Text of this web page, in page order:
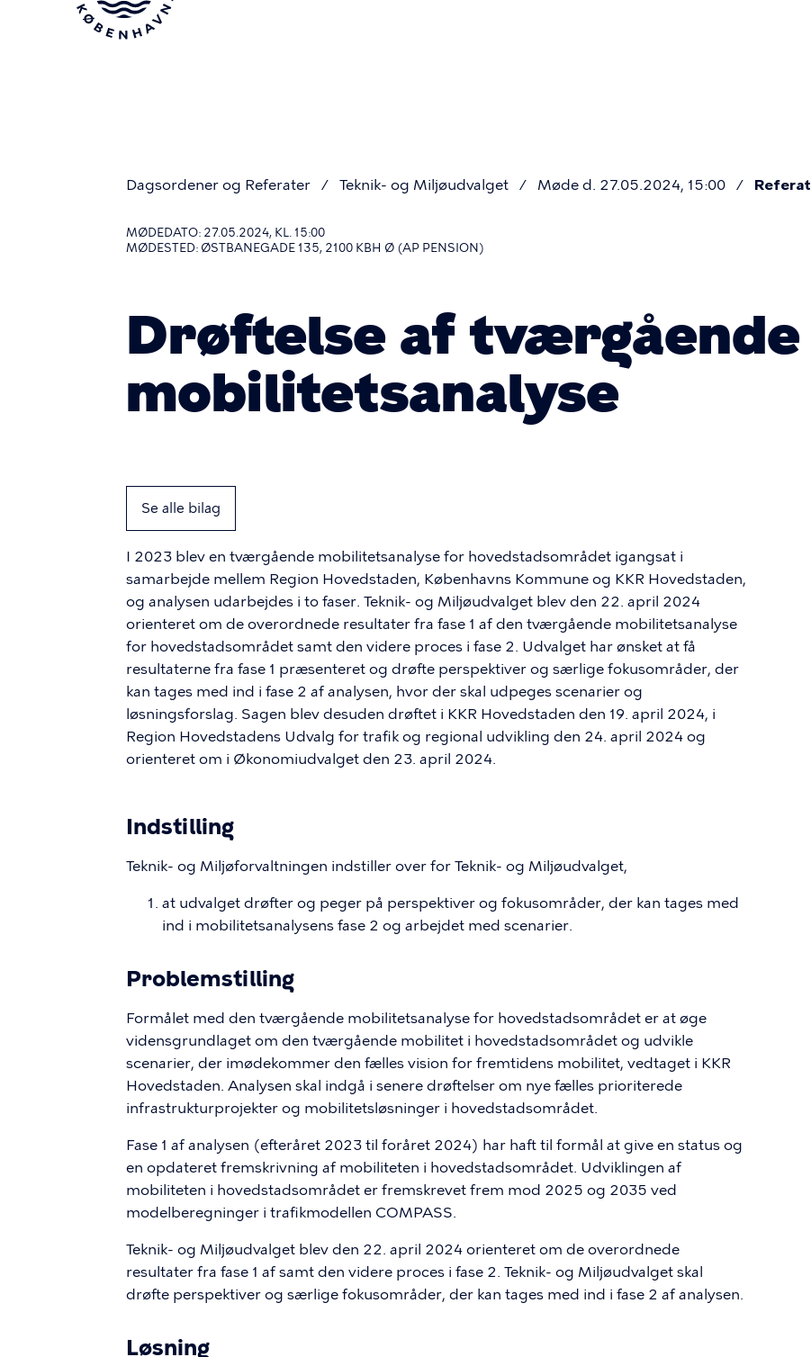
Dagsordener og Referater Teknik- og Miljøudvalget Møde d. 27.05.2024, 15:00 Referat
MØDEDATO: 27.05.2024, KL. 15:00
MØDESTED: ØSTBANEGADE 135, 2100 KBH Ø (AP PENSION)
Drøftelse af tværgående
mobilitetsanalyse
Se alle bilag
I 2023 blev en tværgående mobilitetsanalyse for hovedstadsområdet igangsat i
samarbejde mellem Region Hovedstaden, Københavns Kommune og KKR Hovedstaden,
og analysen udarbejdes i to faser. Teknik- og Miljøudvalget blev den 22. april 2024
orienteret om de overordnede resultater fra fase 1 af den tværgående mobilitetsanalyse
for hovedstadsområdet samt den videre proces i fase 2. Udvalget har ønsket at få
resultaterne fra fase 1 præsenteret og drøfte perspektiver og særlige fokusområder, der
kan tages med ind i fase 2 af analysen, hvor der skal udpeges scenarier og
løsningsforslag. Sagen blev desuden drøftet i KKR Hovedstaden den 19. april 2024, i
Region Hovedstadens Udvalg for trafik og regional udvikling den 24. april 2024 og
orienteret om i Økonomiudvalget den 23. april 2024.
Indstilling
Teknik- og Miljøforvaltningen indstiller over for Teknik- og Miljøudvalget,
at udvalget drøfter og peger på perspektiver og fokusområder, der kan tages med
ind i mobilitetsanalysens fase 2 og arbejdet med scenarier.
Problemstilling
Formålet med den tværgående mobilitetsanalyse for hovedstadsområdet er at øge
vidensgrundlaget om den tværgående mobilitet i hovedstadsområdet og udvikle
scenarier, der imødekommer den fælles vision for fremtidens mobilitet, vedtaget i KKR
Hovedstaden. Analysen skal indgå i senere drøftelser om nye fælles prioriterede
infrastrukturprojekter og mobilitetsløsninger i hovedstadsområdet.
Fase 1 af analysen (efteråret 2023 til foråret 2024) har haft til formål at give en status og
en opdateret fremskrivning af mobiliteten i hovedstadsområdet. Udviklingen af
mobiliteten i hovedstadsområdet er fremskrevet frem mod 2025 og 2035 ved
modelberegninger i trafikmodellen COMPASS.
Teknik- og Miljøudvalget blev den 22. april 2024 orienteret om de overordnede
resultater fra fase 1 af samt den videre proces i fase 2. Teknik- og Miljøudvalget skal
drøfte perspektiver og særlige fokusområder, der kan tages med ind i fase 2 af analysen.
Løsning